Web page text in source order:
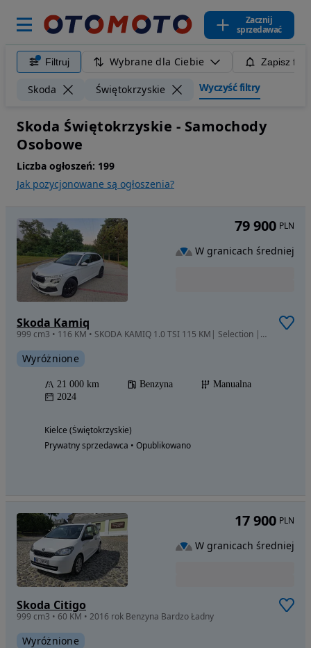
Zacznij
sprzedawać
Filtruj Wybrane dla Ciebie Zapisz
Skoda Świętokrzyskie Wyczyść filtry
Skoda Świętokrzyskie - Samochody
Osobowe
Liczba ogłoszeń: 199
Jak pozycjonowane są ogłoszenia?
Skoda Kamiq
999 cm3 • 116 KM • SKODA KAMIQ 1.0 TSI 115 KM| Selection | LED | Kamera |ACC
Wyróżnione
21 000 km Benzyna
Manualna
2024
Kielce (Świętokrzyskie)
Prywatny sprzedawca • Opublikowano
79 900 PLN
W granicach średniej
Skoda Citigo
999 cm3 • 60 KM • 2016 rok Benzyna Bardzo Ładny
Wyróżnione
17 900 PLN
W granicach średniej